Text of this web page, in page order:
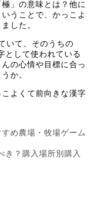
」の意味とは？他に
うことで、かっこよ
した。
いて、そのうちの
として使われている
の心情や目標に合っ
か。
よくて前向きな漢字
め農場・牧場ゲーム
き？購入場所別購入